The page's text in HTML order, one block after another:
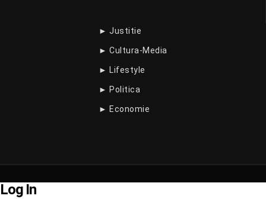
► Justitie
► Cultura-Media
► Lifestyle
► Politica
► Economie
Log In